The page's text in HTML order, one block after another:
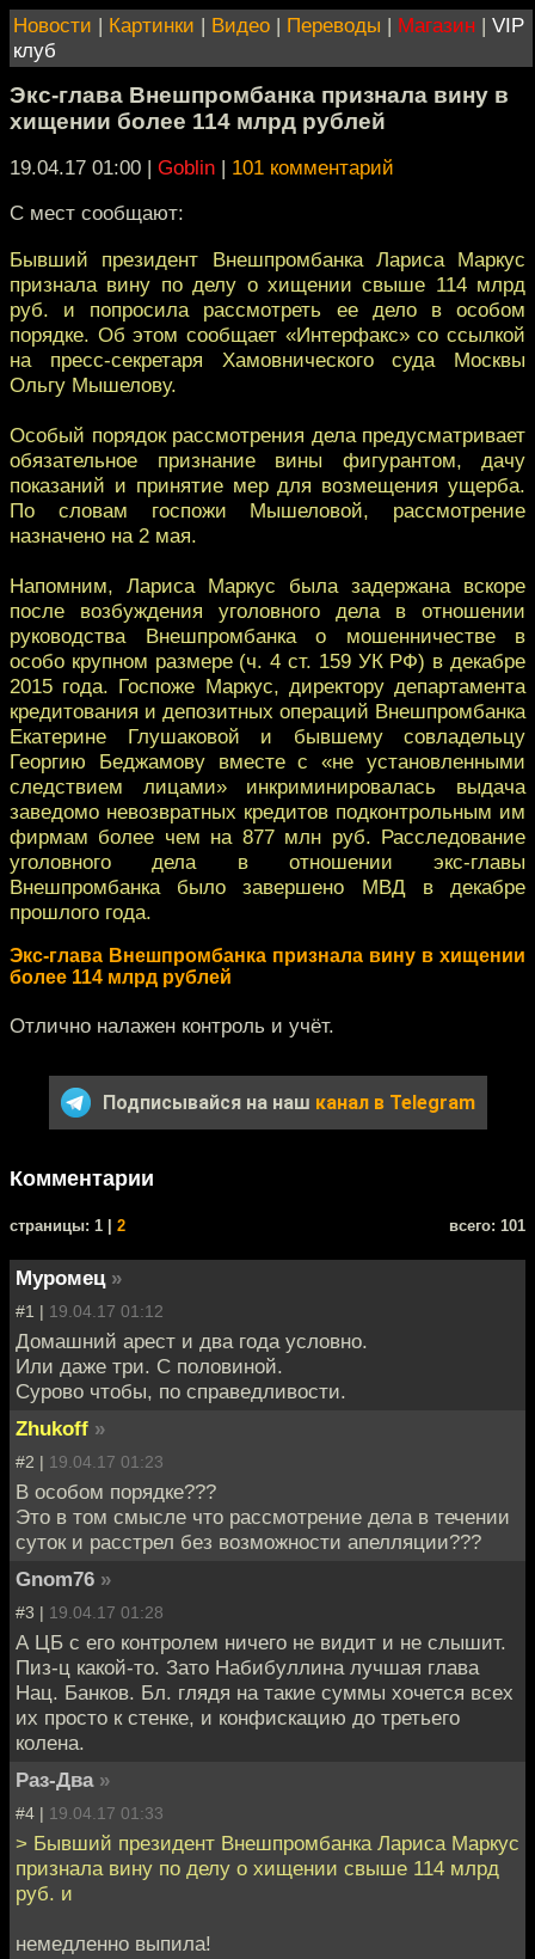
Новости | Картинки | Видео | Переводы | Магазин | VIP
клуб
Экс-глава Внешпромбанка признала вину в
хищении более 114 млрд рублей
19.04.17 01:00 | Goblin | 101 комментарий
С мест сообщают:
Бывший президент Внешпромбанка Лариса Маркус
признала вину по делу о хищении свыше 114 млрд
руб. и попросила рассмотреть ее дело в особом
порядке. Об этом сообщает «Интерфакс» со ссылкой
на пресс-секретаря Хамовнического суда Москвы
Ольгу Мышелову.
Особый порядок рассмотрения дела предусматривает
обязательное признание вины фигурантом, дачу
показаний и принятие мер для возмещения ущерба.
По словам госпожи Мышеловой, рассмотрение
назначено на 2 мая.
Напомним, Лариса Маркус была задержана вскоре
после возбуждения уголовного дела в отношении
руководства Внешпромбанка о мошенничестве в
особо крупном размере (ч. 4 ст. 159 УК РФ) в декабре
2015 года. Госпоже Маркус, директору департамента
кредитования и депозитных операций Внешпромбанка
Екатерине Глушаковой и бывшему совладельцу
Георгию Беджамову вместе с «не установленными
следствием лицами» инкриминировалась выдача
заведомо невозвратных кредитов подконтрольным им
фирмам более чем на 877 млн руб. Расследование
уголовного дела в отношении экс-главы
Внешпромбанка было завершено МВД в декабре
прошлого года.
Экс-глава Внешпромбанка признала вину в хищении
более 114 млрд рублей
Отлично налажен контроль и учёт.
Подписывайся на наш канал в Telegram
Комментарии
cтраницы: 1 | 2 всего: 101
Муромец »
#1 | 19.04.17 01:12
Домашний арест и два года условно.
Или даже три. С половиной.
Сурово чтобы, по справедливости.
Zhukoff »
#2 | 19.04.17 01:23
В особом порядке???
Это в том смысле что рассмотрение дела в течении
суток и расстрел без возможности апелляции???
Gnom76 »
#3 | 19.04.17 01:28
А ЦБ с его контролем ничего не видит и не слышит.
Пиз-ц какой-то. Зато Набибуллина лучшая глава
Нац. Банков. Бл. глядя на такие суммы хочется всех
их просто к стенке, и конфискацию до третьего
колена.
Раз-Два »
#4 | 19.04.17 01:33
> Бывший президент Внешпромбанка Лариса Маркус
признала вину по делу о хищении свыше 114 млрд
руб. и
немедленно выпила!